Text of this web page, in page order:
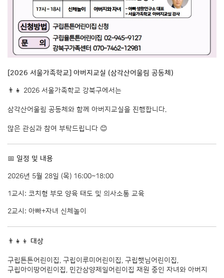
[2026 서울가족학교] 아버지교실 (삼각산어울림 공동체)
👨‍👧 2026 서울가족학교 강북구에서는
삼각산어울림 공동체와 함께 아버지교실을 진행합니다.
많은 관심과 참여 부탁드립니다 😊
📅 일정 및 내용
2026년 5월 28일 (목) 16:00~18:00
1교시: 코치형 부모 양육 태도 및 의사소통 교육
2교시: 아빠+자녀 신체놀이
👨‍👧‍👦 대상
구립튼튼어린이집, 구립이루미어린이집, 구립햇님어린이집,
구립아이땅어린이집, 민간삼양제일어린이집 재원 중인 자녀와 아버지